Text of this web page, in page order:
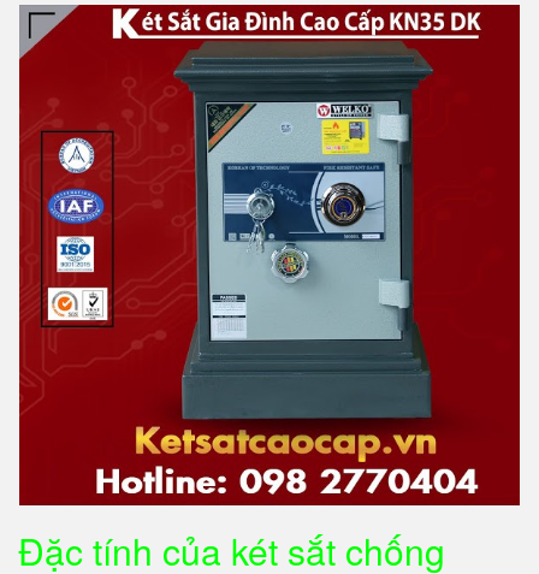
Đặc tính của két sắt chống